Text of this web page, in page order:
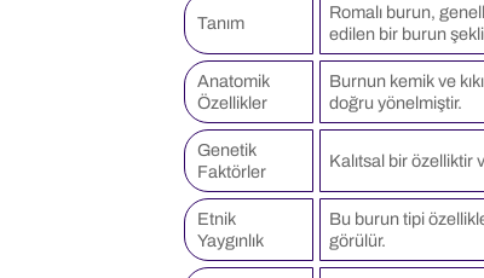
Tanım
Romalı burun,
edilen bir burun
Anatomik
Özellikler
Burnun kemik ve
doğru yönelmiştir.
Genetik
Faktörler
Kalıtsal bir özelliktir
Etnik
Yaygınlık
Bu burun tipi
görülür.